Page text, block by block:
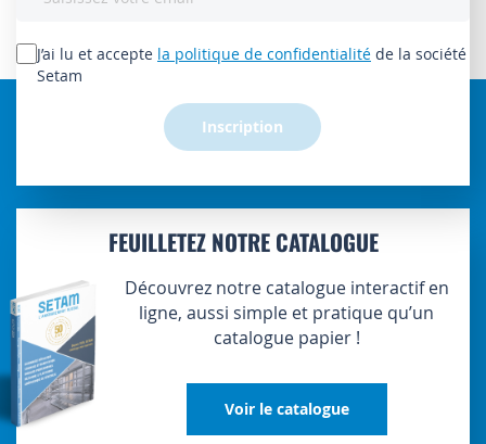
lettre
d’information
J’ai lu et accepte la politique de confidentialité de la société
Setam
Inscription
FEUILLETEZ NOTRE CATALOGUE
Découvrez notre catalogue interactif en
ligne, aussi simple et pratique qu’un
catalogue papier !
Voir le catalogue